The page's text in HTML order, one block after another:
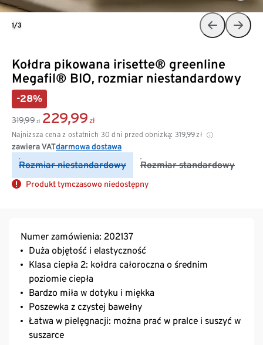
Kołdra pikowana irisette® greenline
Megafil® BIO, rozmiar niestandardowy
-28%
319,99 zł 229,99 zł
Najniższa cena z ostatnich 30 dni przed obniżką: 319,99zł
zawiera VATdarmowa dostawa
Rozmiar niestandardowy Rozmiar standardowy
Produkt tymczasowo niedostępny
1/3
Numer zamówienia: 202137
Duża objętość i elastyczność
Klasa ciepła 2: kołdra całoroczna o średnim
poziomie ciepła
Bardzo miła w dotyku i miękka
Poszewka z czystej bawełny
Łatwa w pielęgnacji: można prać w pralce i suszyć w
suszarce